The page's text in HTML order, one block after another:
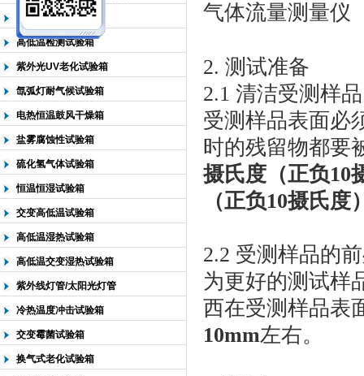
低温恒温试验箱
高低温检测试验箱
紫外光UV老化试验箱
氙弧灯耐气候试验箱
电热恒温鼓风干燥箱
盐雾腐蚀性试验箱
硫化氢气体试验箱
恒温恒湿试验箱
交变高低温试验箱
高低温湿热试验箱
高低温交变湿热试验箱
紫外线灯管/太阳光灯管
冷热温度冲击试验箱
交变霉菌试验箱
换气式老化试验箱
气体流量测量仪
2. 测试准备
2.1 清洁受测样品
受测样品表面必
时的残留物都要
摄氏度（正负10
（正负10摄氏度
2.2 受测样品的
为更好的测试样
西在受测样品表
10mm左右。